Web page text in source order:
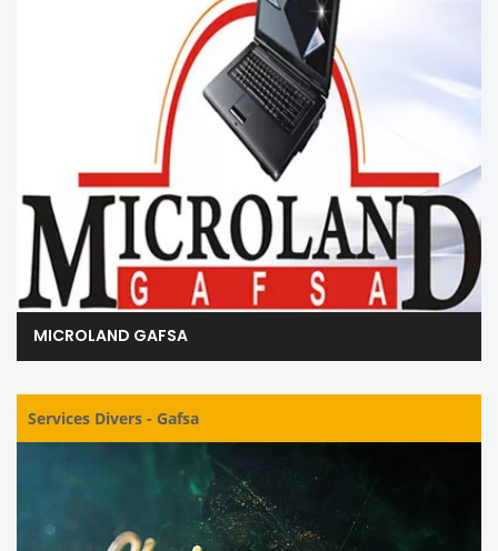
MICROLAND GAFSA
Services Divers - Gafsa